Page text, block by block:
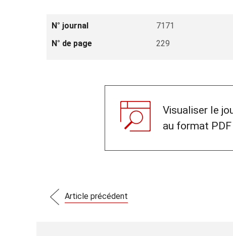
N° journal 7171
N° de page
229
Visualiser le
au format PDF
Article précédent